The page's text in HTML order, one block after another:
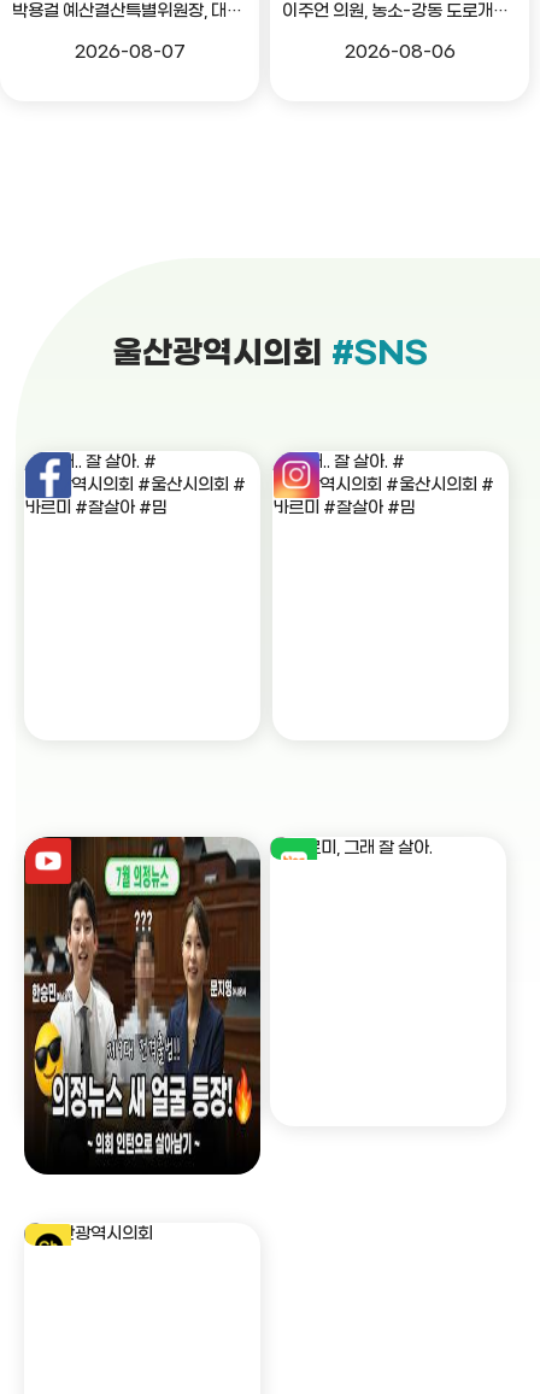
박용걸 예산결산특별위원장, 대공원로 확장공사 현안점검 간담회
2026-08-07
이주언 의원, 농소-강동 도로개설 민원 현장 점검
2026-08-06
울산광역시의회 #SNS